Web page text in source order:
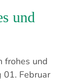
und
frohes und
01. Februar